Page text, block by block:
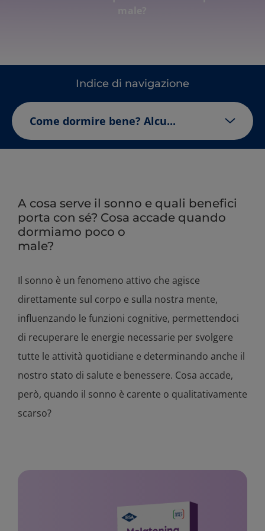
Indice di navigazione
Come dormire bene? Alcu...
A cosa serve il sonno e quali benefici
porta con sé? Cosa accade quando
dormiamo poco o
male?
Il sonno è un fenomeno attivo che agisce
direttamente sul corpo e sulla nostra mente,
influenzando le funzioni cognitive, permettendoci
di recuperare le energie necessarie per svolgere
tutte le attività quotidiane e determinando anche il
nostro stato di salute e benessere. Cosa accade,
però, quando il sonno è carente o qualitativamente
scarso?